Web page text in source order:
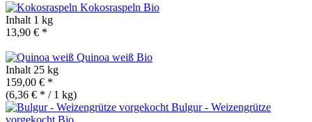
Kokosraspeln Bio
Inhalt 1 kg
13,90 € *
Quinoa weiß Bio
Inhalt 25 kg
159,00 € *
(6,36 € * / 1 kg)
Bulgur - Weizengrütze
vorgekocht Bio